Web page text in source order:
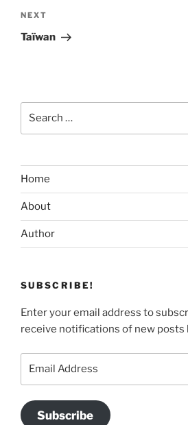
Next
Post
NEXT
Taïwan
Home
About
Author
SUBSCRIBE!
Enter your email address to
receive notifications of new posts
Subscribe